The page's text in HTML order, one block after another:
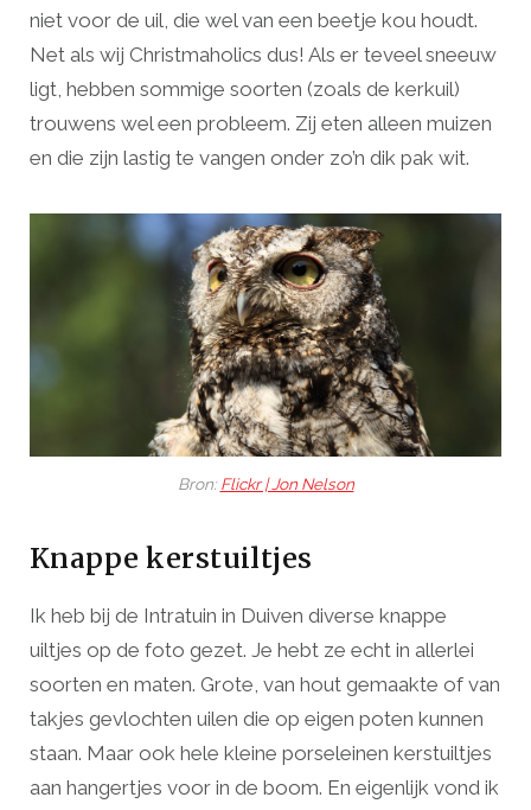
niet voor de uil, die wel van een beetje kou houdt.
Net als wij Christmaholics dus! Als er teveel sneeuw
ligt, hebben sommige soorten (zoals de kerkuil)
trouwens wel een probleem. Zij eten alleen muizen
en die zijn lastig te vangen onder zo’n dik pak wit.
Bron:Flickr | Jon Nelson
Knappe kerstuiltjes
Ik heb bij de Intratuin in Duiven diverse knappe
uiltjes op de foto gezet. Je hebt ze echt in allerlei
soorten en maten. Grote, van hout gemaakte of van
takjes gevlochten uilen die op eigen poten kunnen
staan. Maar ook hele kleine porseleinen kerstuiltjes
aan hangertjes voor in de boom. En eigenlijk vond ik